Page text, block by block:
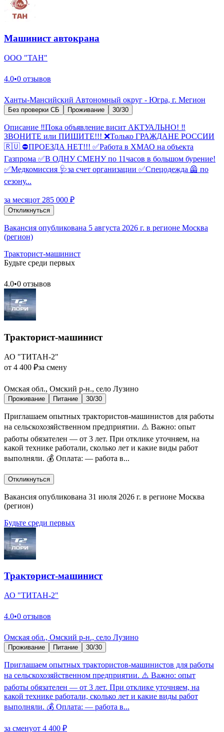
Машинист автокрана
ООО "ТАН"
4.0•0 отзывов
Ханты-Мансийский Автономный округ - Югра, г. Мегион
Без проверки СБ Проживание 30/30
Описание ‼️Пока объявление висит АКТУАЛЬНО! ‼️
ЗВОНИТЕ или ПИШИТЕ!!! ❌Только ГРАЖДАНЕ РОССИИ
🇷🇺 ⛔️ПРОЕЗДА НЕТ!!! ✅Работа в ХМАО на объекта
Газпрома ✅В ОДНУ СМЕНУ по 11часов в большом бурение!
✅Медкомиссия 🩺за счет организации ✅Спецодежда 🦺 по
сезону...
за месяцот 285 000 ₽
Откликнуться
Вакансия опубликована 5 августа 2026 г. в регионе Москва
(регион)
Тракторист-машинист
Будьте среди первых
4.0•0 отзывов
Тракторист-машинист
АО "ТИТАН-2"
от 4 400 ₽за смену
Омская обл., Омский р-н., село Лузино
Проживание Питание 30/30
Приглашаем опытных трактористов-машинистов для работы
на сельскохозяйственном предприятии. ⚠️ Важно: опыт
работы обязателен — от 3 лет. При отклике уточняем, на
какой технике работали, сколько лет и какие виды работ
выполняли. 💰 Оплата: — работа в...
Откликнуться
Вакансия опубликована 31 июля 2026 г. в регионе Москва
(регион)
Будьте среди первых
Тракторист-машинист
АО "ТИТАН-2"
4.0•0 отзывов
Омская обл., Омский р-н., село Лузино
Проживание Питание 30/30
Приглашаем опытных трактористов-машинистов для работы
на сельскохозяйственном предприятии. ⚠️ Важно: опыт
работы обязателен — от 3 лет. При отклике уточняем, на
какой технике работали, сколько лет и какие виды работ
выполняли. 💰 Оплата: — работа в...
за сменуот 4 400 ₽